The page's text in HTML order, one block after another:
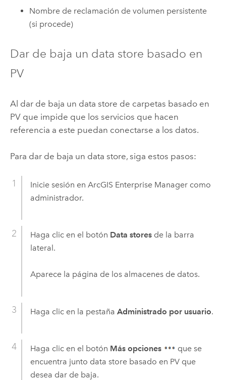
Nombre de reclamación de volumen persistente
(si procede)
Dar de baja un data store basado en
PV
Al dar de baja un data store de carpetas basado en
PV que impide que los servicios que hacen
referencia a este puedan conectarse a los datos.
Para dar de baja un data store, siga estos pasos:
Inicie sesión en ArcGIS Enterprise Managercomo
administrador.
Haga clic en el botón Data storesde la barra
lateral.
Aparece la página de los almacenes de datos.
Haga clic en la pestaña Administrado por usuario.
Haga clic en el botón Más opciones
que se
encuentra junto data store basado en PV que
desea dar de baja.